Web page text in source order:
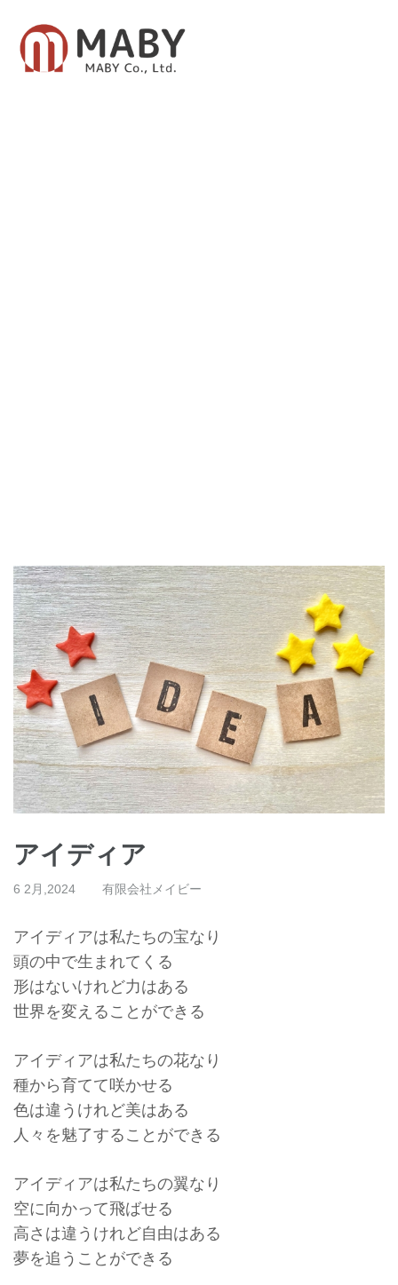
アイディア
6 2月,2024 有限会社メイビー
アイディアは私たちの宝なり
頭の中で生まれてくる
形はないけれど力はある
世界を変えることができる
アイディアは私たちの花なり
種から育てて咲かせる
色は違うけれど美はある
人々を魅了することができる
アイディアは私たちの翼なり
空に向かって飛ばせる
高さは違うけれど自由はある
夢を追うことができる